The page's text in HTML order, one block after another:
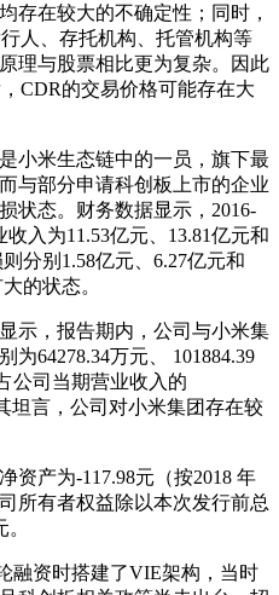
存在较大的不确定性；同时，
人、存托机构、托管机构等
理与股票相比更为复杂。因此
CDR的交易价格可能存在大
米生态链中的一员，旗下最
与部分申请科创板上市的企业
状态。财务数据显示，2016-
入为11.53亿元、13.81亿元和
分别1.58亿元、6.27亿元和
的状态。
，报告期内，公司与小米集
为64278.34万元、 101884.39
公司当期营业收入的
坦言，公司对小米集团存在较
产为-117.98元（按2018 年
所有者权益除以本次发行前总
资时搭建了VIE架构，当时